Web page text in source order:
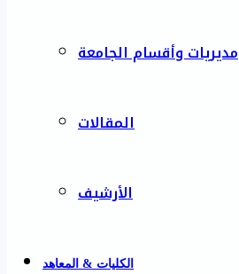
مديريات وأقسام الجامعة
المقالات
الأرشيف
الكليات & المعاهد